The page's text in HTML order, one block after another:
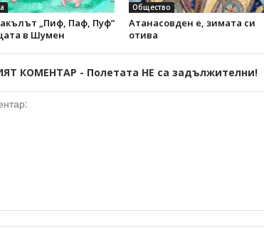
„Пиф, Паф, Пуф“
в Шумен
Общество
Атанасовден е, зимата си
отива
КОМЕНТАР - Полетата НЕ са задължителни!